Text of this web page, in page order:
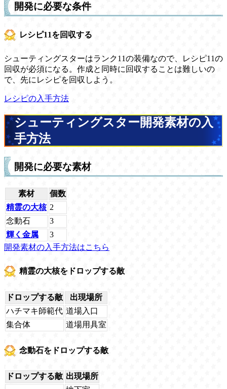
開発に必要な条件
レシピ11を回収する
シューティングスターはランク11の装備なので、レシピ11の
回収が必須になる。作成と同時に回収することは難しいの
で、先にレシピを回収しよう。
レシピの入手方法
シューティングスター開発素材の入
手方法
開発に必要な素材
素材
個数
精霊の大核 2
念動石
3
輝く金属
3
開発素材の入手方法はこちら
精霊の大核をドロップする敵
ドロップする敵
出現場所
ハチマキ師範代 道場入口
集合体
道場用具室
念動石をドロップする敵
ドロップする敵 出現場所